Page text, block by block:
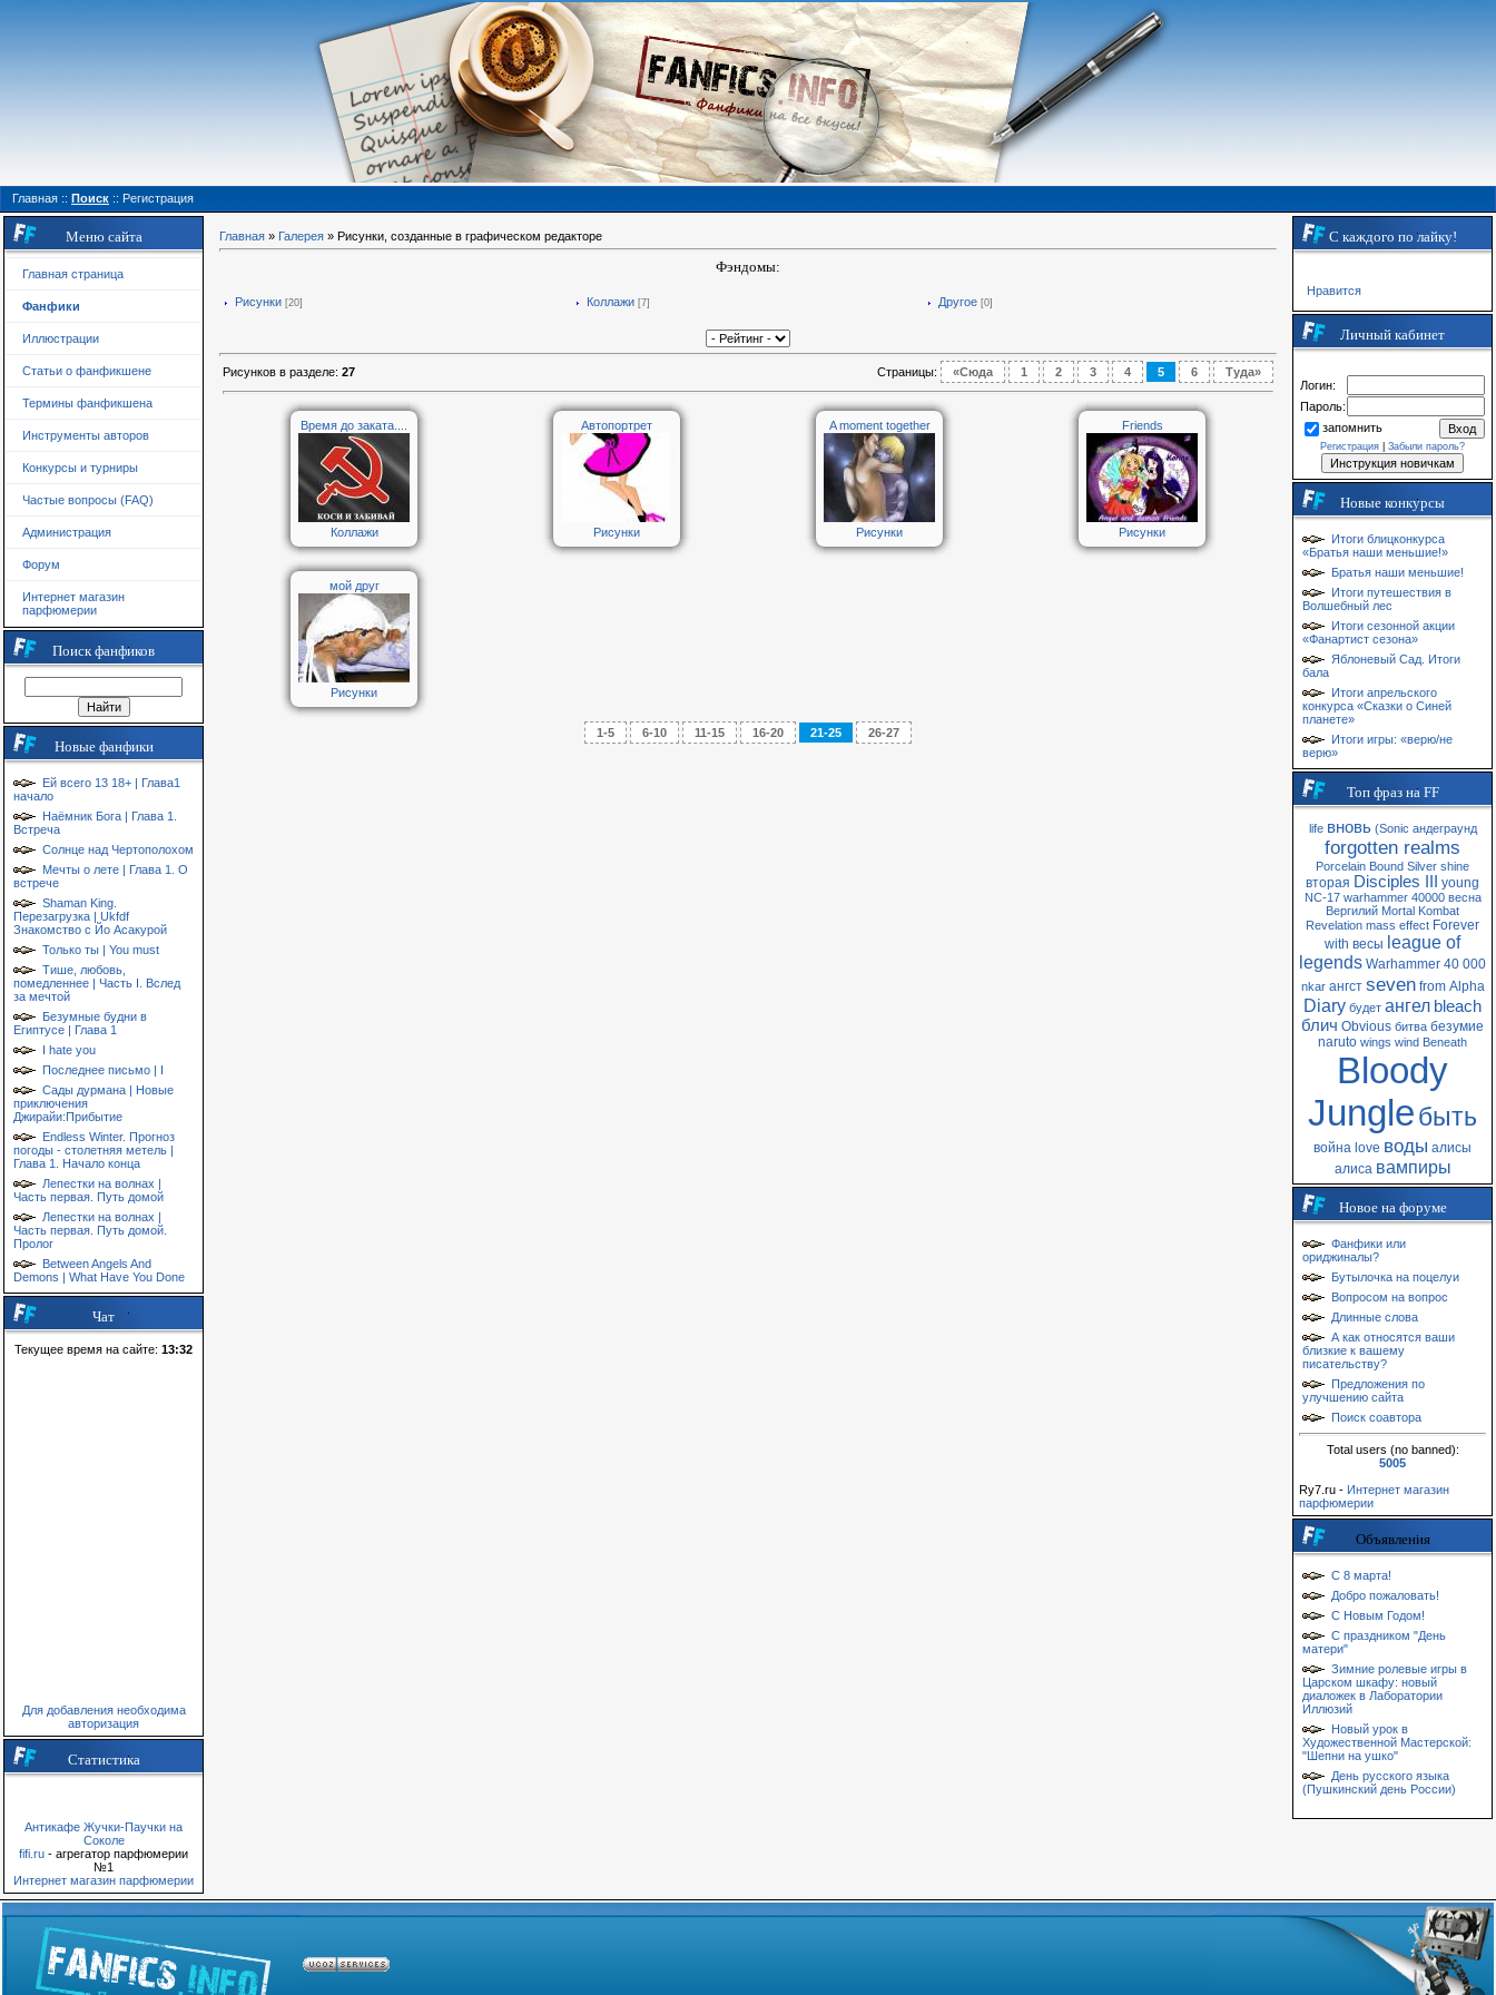
Главная :: Поиск :: Регистрация
Меню сайта
Главная страница
Фанфики
Иллюстрации
Статьи о фанфикшене
Термины фанфикшена
Инструменты авторов
Конкурсы и турниры
Частые вопросы (FAQ)
Администрация
Форум
Интернет магазин
парфюмерии
Поиск фанфиков
Новые фанфики
Ей всего 13 18+ | Глава1
начало
Наёмник Бога | Глава 1.
Встреча
Солнце над Чертополохом
Мечты о лете | Глава 1. О
встрече
Shaman King.
Перезагрузка | Ukfdf
Знакомство с Йо Асакурой
Только ты | You must
Тише, любовь,
помедленнее | Часть I. Вслед
за мечтой
Безумные будни в
Египтусе | Глава 1
I hate you
Последнее письмо | I
Сады дурмана | Новые
приключения
Джирайи:Прибытие
Endless Winter. Прогноз
погоды - столетняя метель |
Глава 1. Начало конца
Лепестки на волнах |
Часть первая. Путь домой
Лепестки на волнах |
Часть первая. Путь домой.
Пролог
Between Angels And
Demons | What Have You Done
Чат
Текущее время на сайте: 13:32
Для добавления необходима
авторизация
Статистика
Антикафе Жучки-Паучки на
Соколе
fifi.ru - агрегатор парфюмерии
№1
Интернет магазин парфюмерии
Главная » Галерея » Рисунки, созданные в графическом редакторе
Фэндомы:
Рисунки [20] Коллажи [7] Другое [0]
Рисунков в разделе: 27 Страницы: «Сюда 1 2 3 4 5 6 Туда»
Время до заката....
Коллажи
Автопортрет
Рисунки
A moment together
Рисунки
Friends
Рисунки
мой друг
Рисунки
1-5 6-10 11-15 16-20 21-25 26-27
С каждого по лайку!
Нравится
Личный кабинет
Логин:
Пароль:
запомнить
Регистрация Забыли пароль?
Новые конкурсы
Итоги блицконкурса
«Братья наши меньшие!»
Братья наши меньшие!
Итоги путешествия в
Волшебный лес
Итоги сезонной акции
«Фанартист сезона»
Яблоневый Сад. Итоги
бала
Итоги апрельского
конкурса «Сказки о Синей
планете»
Итоги игры: «верю/не
верю»
Топ фраз на FF
life вновь (Sonic андеграунд
forgotten realms
Porcelain Bound Silver shine
вторая Disciples III young
NC-17 warhammer 40000 весна
Вергилий Mortal Kombat
Revelation mass effect Forever
with весы league of
legends Warhammer 40 000
nkar ангст seven from Alpha
Diary будет ангел bleach
блич Obvious битва безумие
naruto wings wind Beneath
Bloody
Jungleбыть
война love воды алисы
алиса вампиры
Новое на форуме
Фанфики или
ориджиналы?
Бутылочка на поцелуи
Вопросом на вопрос
Длинные слова
А как относятся ваши
близкие к вашему
писательству?
Предложения по
улучшению сайта
Поиск соавтора
Total users (no banned):
5005
Ry7.ru - Интернет магазин
парфюмерии
Объявления
С 8 марта!
Добро пожаловать!
С Новым Годом!
С праздником "День
матери"
Зимние ролевые игры в
Царском шкафу: новый
диаложек в Лаборатории
Иллюзий
Новый урок в
Художественной Мастерской:
"Шепни на ушко"
День русского языка
(Пушкинский день России)